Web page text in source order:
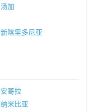
汤加
新喀里多尼亚
安哥拉
纳米比亚